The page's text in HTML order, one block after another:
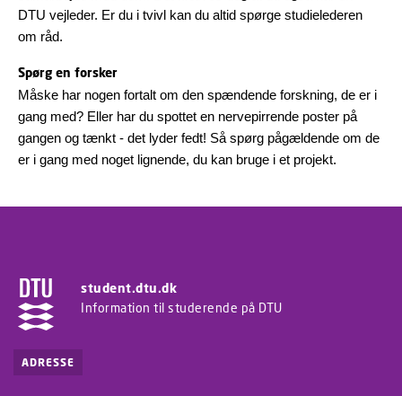
DTU vejleder. Er du i tvivl kan du altid spørge studielederen
om råd.
Spørg en forsker
Måske har nogen fortalt om den spændende forskning, de er i
gang med? Eller har du spottet en nervepirrende poster på
gangen og tænkt - det lyder fedt! Så spørg pågældende om de
er i gang med noget lignende, du kan bruge i et projekt.
student.dtu.dk
Information til studerende på DTU
ADRESSE